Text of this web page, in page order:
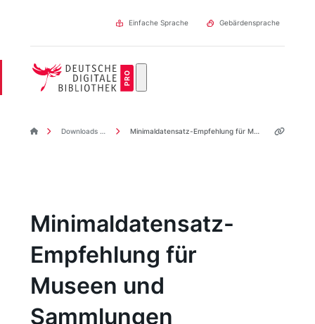
Einfache Sprache Gebärdensprache
DDBpro Startseite
Downloads & Links Minimaldatensatz-Empfehlung für Museen und Sammlungen
Minimaldatensatz-
Empfehlung für
Museen und
Sammlungen